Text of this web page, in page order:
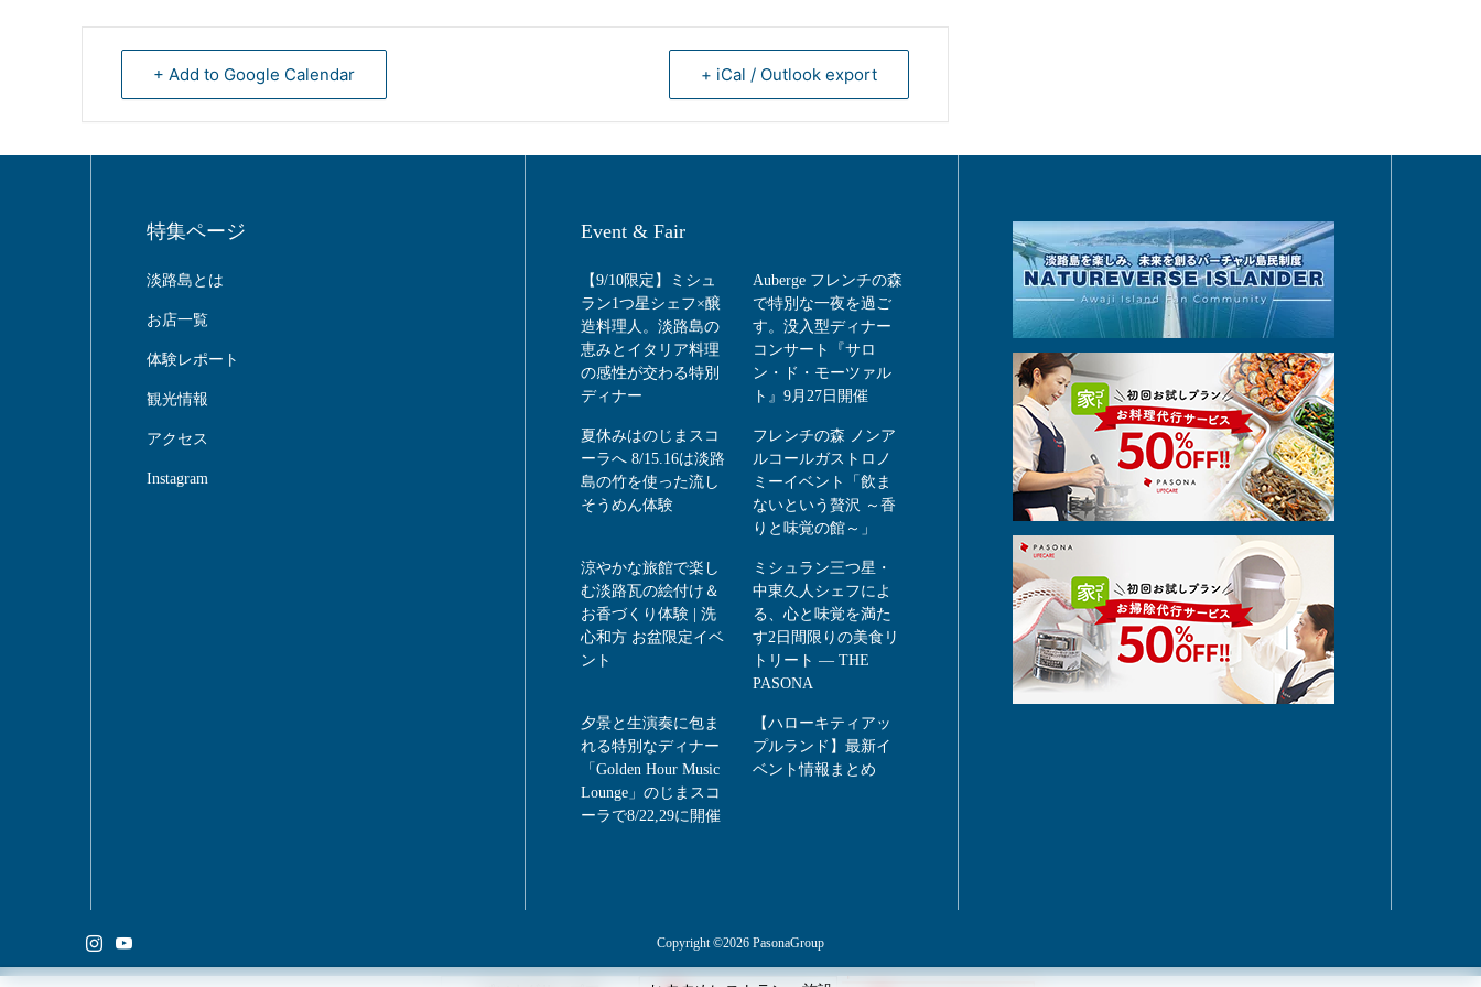
+ Add to Google Calendar + iCal / Outlook export
特集ページ
淡路島とは
お店一覧
体験レポート
観光情報
アクセス
Instagram
Event & Fair
【9/10限定】ミシュ
ラン1つ星シェフ×醸
造料理人。淡路島の
恵みとイタリア料理
の感性が交わる特別
ディナー
Auberge フレンチの森
で特別な一夜を過ご
す。没入型ディナー
コンサート『サロ
ン・ド・モーツァル
ト』9月27日開催
夏休みはのじまスコ
ーラへ 8/15.16は淡路
島の竹を使った流し
そうめん体験
フレンチの森 ノンア
ルコールガストロノ
ミーイベント「飲ま
ないという贅沢 ～香
りと味覚の館～」
涼やかな旅館で楽し
む淡路瓦の絵付け＆
お香づくり体験 | 洗
心和方 お盆限定イベ
ント
ミシュラン三つ星・
中東久人シェフによ
る、心と味覚を満た
す2日間限りの美食リ
トリート ― THE
PASONA
夕景と生演奏に包ま
れる特別なディナー
「Golden Hour Music
Lounge」のじまスコ
ーラで8/22,29に開催
【ハローキティアッ
プルランド】最新イ
ベント情報まとめ
Copyright ©2026 PasonaGroup